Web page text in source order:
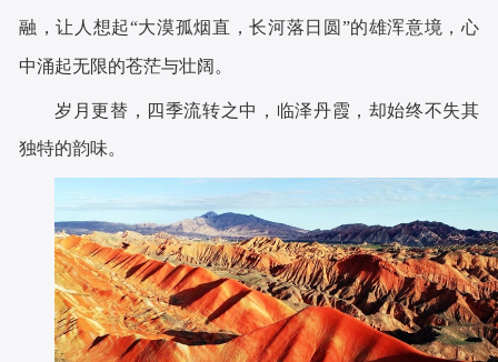
融，让人想起“大漠孤烟直，长河落日圆”的雄浑意境，心
中涌起无限的苍茫与壮阔。
岁月更替，四季流转之中，临泽丹霞，却始终不失其
独特的韵味。